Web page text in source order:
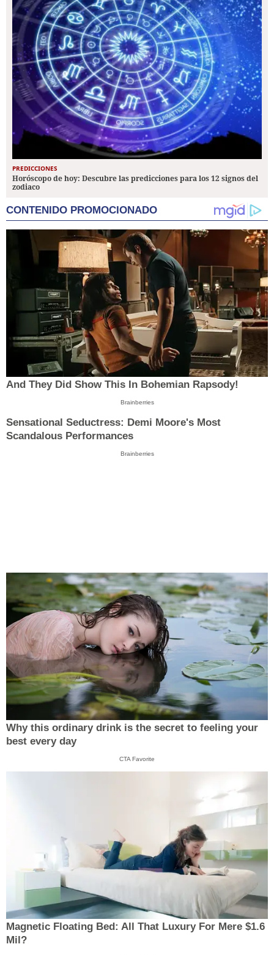
PREDICCIONES
Horóscopo de hoy: Descubre las predicciones para los 12 signos del
zodiaco
CONTENIDO PROMOCIONADO
And They Did Show This In Bohemian Rapsody!
Brainberries
Sensational Seductress: Demi Moore's Most
Scandalous Performances
Brainberries
Why this ordinary drink is the secret to feeling your
best every day
CTA Favorite
Magnetic Floating Bed: All That Luxury For Mere $1.6
Mil?